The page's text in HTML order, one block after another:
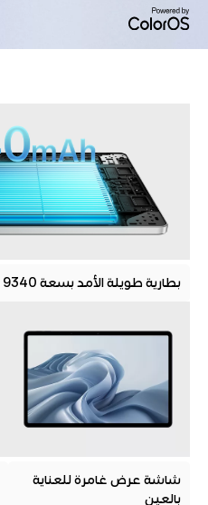
بطارية طويلة الأمد بسعة 9340 مللي أمبير
شاشة عرض غامرة للعناية
بالعين